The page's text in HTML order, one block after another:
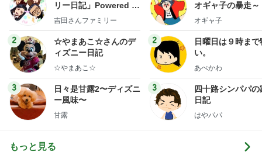
リー日記」Powered b
y Ameba 吉田さんファ
ログ
吉田さんファミリー
2
☆やまあこ☆さんのデ
ィズニー日記
☆やまあこ☆
3
日々是甘露2〜ディズニ
ー風味〜
甘露
オギャ子の暴走～
オギャ子
2
日曜日は９時まで
い。
あべかわ
3
四十路シンパパの
日記
はやパパ
もっと見る